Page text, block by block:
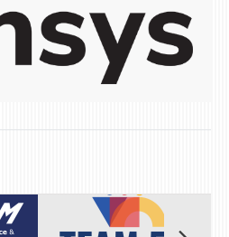
СТУДИСКИ ПРОГРАМИ